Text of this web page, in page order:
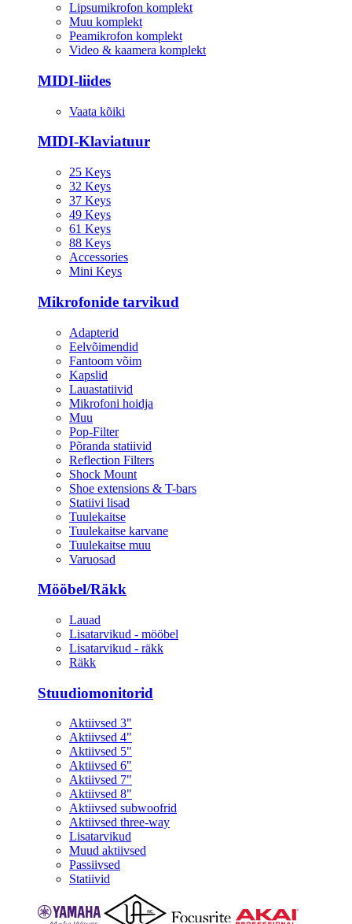
Lipsumikrofon komplekt
Muu komplekt
Peamikrofon komplekt
Video & kaamera komplekt
MIDI-liides
Vaata kõiki
MIDI-Klaviatuur
25 Keys
32 Keys
37 Keys
49 Keys
61 Keys
88 Keys
Accessories
Mini Keys
Mikrofonide tarvikud
Adapterid
Eelvõimendid
Fantoom võim
Kapslid
Lauastatiivid
Mikrofoni hoidja
Muu
Pop-Filter
Põranda statiivid
Reflection Filters
Shock Mount
Shoe extensions & T-bars
Statiivi lisad
Tuulekaitse
Tuulekaitse karvane
Tuulekaitse muu
Varuosad
Mööbel/Räkk
Lauad
Lisatarvikud - mööbel
Lisatarvikud - räkk
Räkk
Stuudiomonitorid
Aktiivsed 3"
Aktiivsed 4"
Aktiivsed 5"
Aktiivsed 6"
Aktiivsed 7"
Aktiivsed 8"
Aktiivsed subwoofrid
Aktiivsed three-way
Lisatarvikud
Muud aktiivsed
Passiivsed
Statiivid